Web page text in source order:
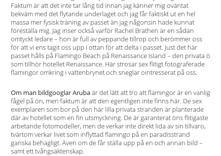
Faktum är att det inte tar lång tid innan jag känner mig oväntat
bekväm med det flytande underlaget och jag får faktiskt ut en hel
massa mer fysisk träning av passet än jag någonsin hade kunnat
föreställa mig. Jag inser också varför Rachel Brathen är en sådan
omtyckt ledare – hon är full av peppande tillrop och berömmer oss
för att vi ens tagit oss upp i ottan för att delta i passet. Just det här
passet hålls på Flamingo Beach på Renaissance Island – den privata ö
som tillhör hotellet Renaissance. Här strosar sex flitigt fotograferade
flamingor omkring i vattenbrynet och sneglar ointresserat på oss.
Om man bildgooglar Arubaär det lätt att tro att flamingor är en vanlig
fågel på ön, men faktum är att den egentligen inte finns här. De sex
exemplaren som bor på den här lilla privata stranden är planterade
där av hotellet som en fin utsmyckning. De är garanterat öns flitigaste
arbetande fotomodeller, men de verkar inte direkt lida av sin tillvaro,
tvärtom verkar livet som inflyttad flamingo på en paradisstrand
ganska behagligt. Även om de får ställa upp på en och annan bild –
samt ett tvångsäktenskap.